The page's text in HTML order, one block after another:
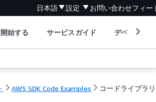
日本語 設定 お問い合わせフィー
開始する サービスガイド デベロッパ
AWS SDK Code Examples コードライブラリ